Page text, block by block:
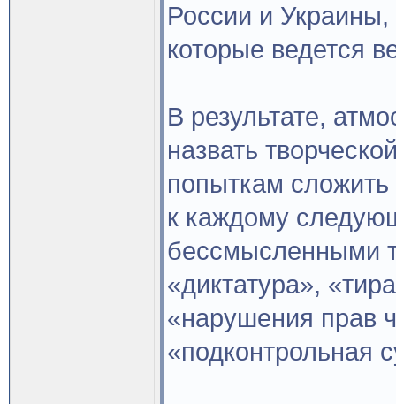
России и
которые ведется
В результате,
назвать
попыткам
к каждому
бессмысленными
«диктатура»,
«нарушения прав
«подконтрольная